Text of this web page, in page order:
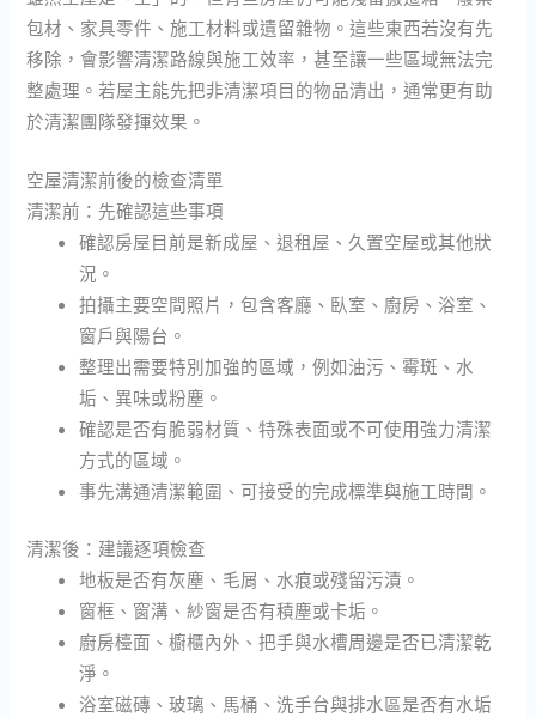
包材、家具零件、施工材料或遺留雜物。這些東西若沒有先
移除，會影響清潔路線與施工效率，甚至讓一些區域無法完
整處理。若屋主能先把非清潔項目的物品清出，通常更有助
於清潔團隊發揮效果。
空屋清潔前後的檢查清單
清潔前：先確認這些事項
確認房屋目前是新成屋、退租屋、久置空屋或其他狀
況。
拍攝主要空間照片，包含客廳、臥室、廚房、浴室、
窗戶與陽台。
整理出需要特別加強的區域，例如油污、霉斑、水
垢、異味或粉塵。
確認是否有脆弱材質、特殊表面或不可使用強力清潔
方式的區域。
事先溝通清潔範圍、可接受的完成標準與施工時間。
清潔後：建議逐項檢查
地板是否有灰塵、毛屑、水痕或殘留污漬。
窗框、窗溝、紗窗是否有積塵或卡垢。
廚房檯面、櫥櫃內外、把手與水槽周邊是否已清潔乾
淨。
浴室磁磚、玻璃、馬桶、洗手台與排水區是否有水垢